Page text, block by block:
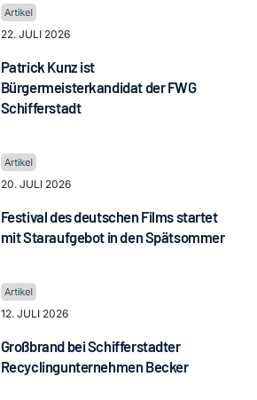
22. JULI 2026
Patrick Kunz ist
Bürgermeisterkandidat der FWG
Schifferstadt
20. JULI 2026
Festival des deutschen Films startet
mit Staraufgebot in den Spätsommer
12. JULI 2026
Großbrand bei Schifferstadter
Recyclingunternehmen Becker